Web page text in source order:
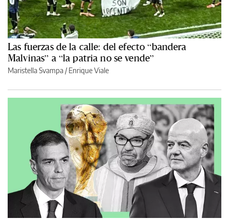
Las fuerzas de la calle: del efecto “bandera
Malvinas” a “la patria no se vende”
Maristella Svampa /Enrique Viale